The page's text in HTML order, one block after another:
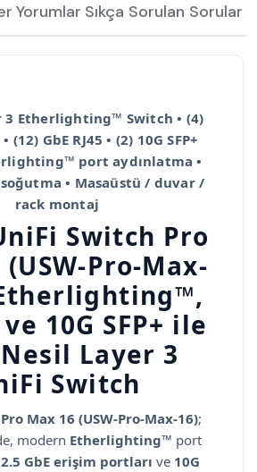
Yorumlar Sıkça Sorulan Sorular
3 Etherlighting™ Switch • (4)
(12) GbE RJ45 • (2) 10G SFP+
port aydınlatma •
soğutma • Masaüstü / duvar /
rack montaj
Switch Pro
Pro-Max-
10G SFP+ ile
Layer 3
Switch
Max 16 (USW-Pro-Max-16);
modern Etherlighting™ port
2.5 GbE erişim portları ve 10G